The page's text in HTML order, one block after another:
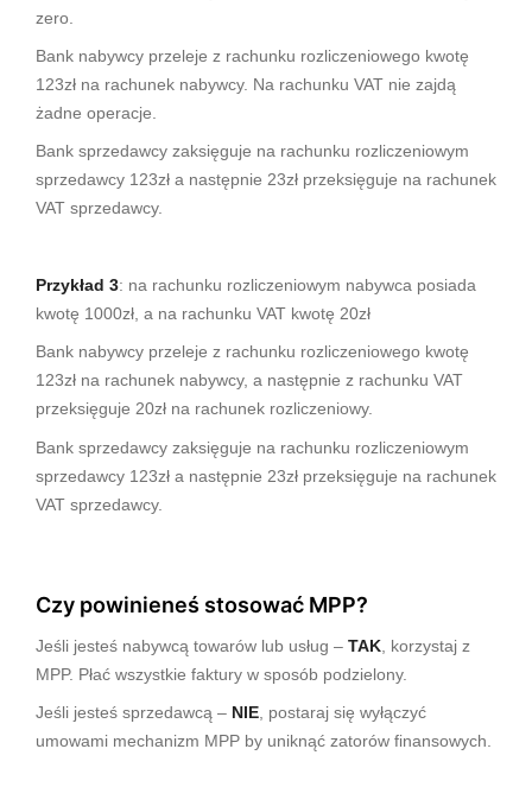
zero.
Bank nabywcy przeleje z rachunku rozliczeniowego kwotę
123zł na rachunek nabywcy. Na rachunku VAT nie zajdą
żadne operacje.
Bank sprzedawcy zaksięguje na rachunku rozliczeniowym
sprzedawcy 123zł a następnie 23zł przeksięguje na rachunek
VAT sprzedawcy.
Przykład 3: na rachunku rozliczeniowym nabywca posiada
kwotę 1000zł, a na rachunku VAT kwotę 20zł
Bank nabywcy przeleje z rachunku rozliczeniowego kwotę
123zł na rachunek nabywcy, a następnie z rachunku VAT
przeksięguje 20zł na rachunek rozliczeniowy.
Bank sprzedawcy zaksięguje na rachunku rozliczeniowym
sprzedawcy 123zł a następnie 23zł przeksięguje na rachunek
VAT sprzedawcy.
Czy powinieneś stosować MPP?
Jeśli jesteś nabywcą towarów lub usług – TAK , korzystaj z
MPP. Płać wszystkie faktury w sposób podzielony.
Jeśli jesteś sprzedawcą – NIE, postaraj się wyłączyć
umowami mechanizm MPP by uniknąć zatorów finansowych.